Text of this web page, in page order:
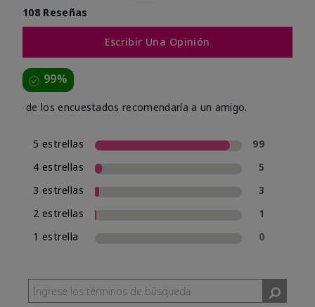
108 Reseñas
Escribir Una Opinión
99%
de los encuestados recomendaría a un amigo.
5 estrellas
99
4 estrellas
5
3 estrellas
3
2 estrellas
1
1 estrella
0